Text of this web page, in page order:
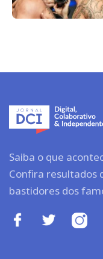
Saiba o que
Confira resultados
bastidores dos